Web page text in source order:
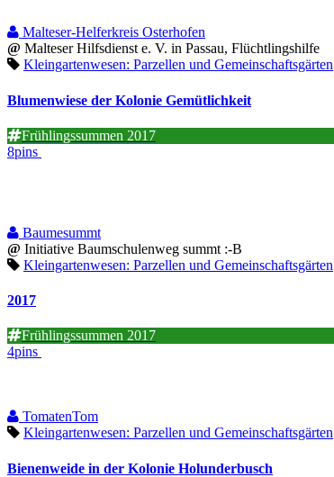
Malteser-Helferkreis Osterhofen
@ Malteser Hilfsdienst e. V. in Passau, Flüchtlingshilfe
Kleingartenwesen: Parzellen und Gemeinschaftsgärten
Blumenwiese der Kolonie Gemütlichkeit
Frühlingssummen 2017
8pins
Baumesummt
@ Initiative Baumschulenweg summt :-B
Kleingartenwesen: Parzellen und Gemeinschaftsgärten
2017
Frühlingssummen 2017
4pins
TomatenTom
Kleingartenwesen: Parzellen und Gemeinschaftsgärten
Bienenweide in der Kolonie Holunderbusch